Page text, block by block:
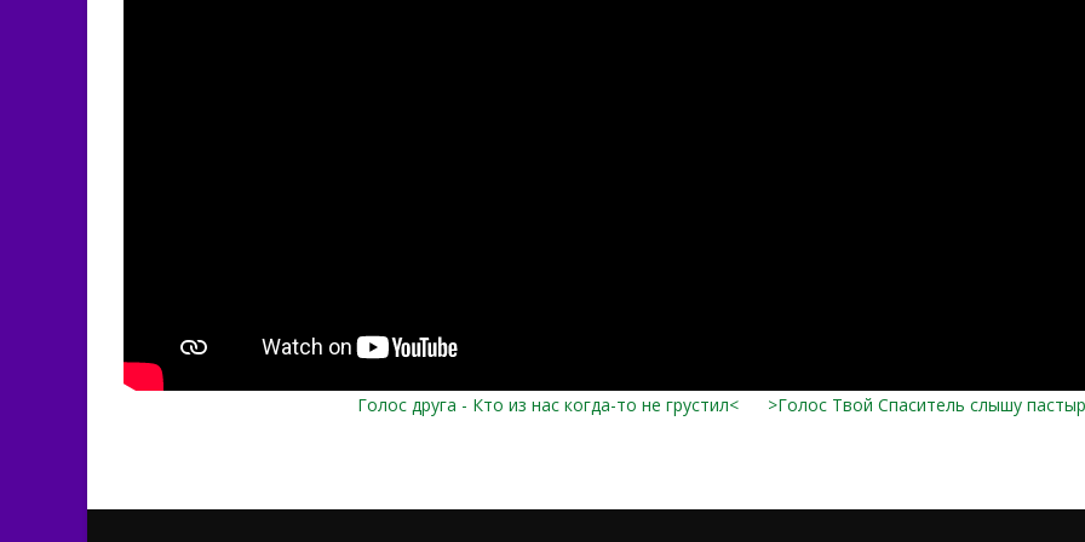
Голос друга - Кто из нас когда-то не грустил< >Голос Твой Спаситель слышу